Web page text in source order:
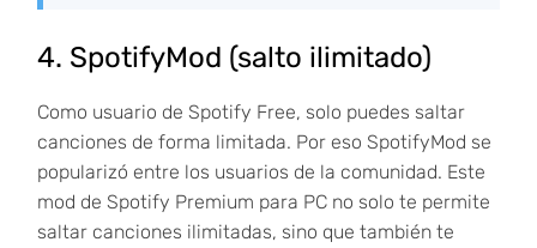
4. SpotifyMod (salto ilimitado)
Como usuario de Spotify Free, solo puedes saltar
canciones de forma limitada. Por eso SpotifyMod se
popularizó entre los usuarios de la comunidad. Este
mod de Spotify Premium para PC no solo te permite
saltar canciones ilimitadas, sino que también te